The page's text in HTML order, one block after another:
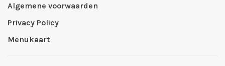
Algemene voorwaarden
Privacy Policy
Menukaart